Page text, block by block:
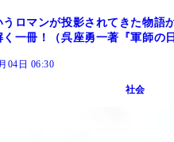
うロマンが投影されてきた物語
く一冊！（呉座勇一著『軍師の
04日 06:30
社会